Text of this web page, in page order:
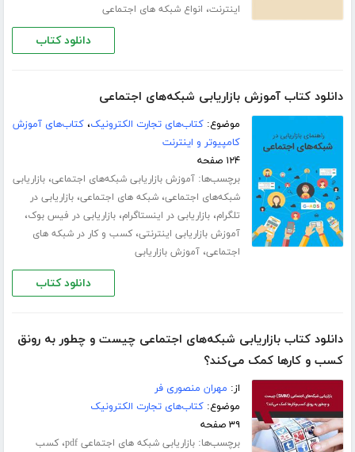
اینترنت، انواع شبکه های اجتماعی
دانلود کتاب
دانلود کتاب آموزش بازاریابی شبکه‌های اجتماعی
موضوع:کتاب‌های تجارت الکترونیک،کتاب‌های آموزش
کامپیوتر و اینترنت
۱۲۴ صفحه
برچسب‌ها:آموزش بازاریابی شبکه‌های اجتماعی،بازاریابی
شبکه‌های اجتماعی،شبکه های اجتماعی،بازاریابی در
تلگرام،بازاریابی در اینستاگرام،بازاریابی در فیس بوک،
آموزش بازاریابی اینترنتی،کسب و کار در شبکه های
اجتماعی،آموزش بازاریابی
دانلود کتاب
دانلود کتاب بازاریابی شبکه‌های اجتماعی چیست و چطور به رونق
کسب و‌ کارها کمک می‌کند؟
از: مهران منصوری فر
موضوع:کتاب‌های تجارت الکترونیک
۳۹ صفحه
برچسب‌ها:بازاریابی شبکه های اجتماعی pdf ،کسب